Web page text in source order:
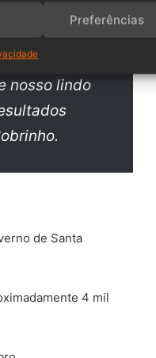
Preferências
sabe o
nosso lindo
de Santa
4 mil